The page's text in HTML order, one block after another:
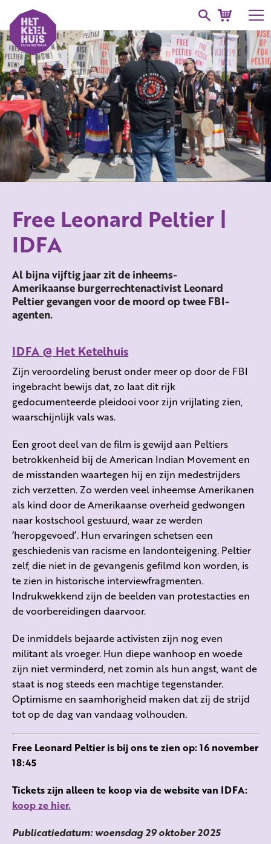
Free Leonard Peltier |
IDFA
Al bijna vijftig jaar zit de inheems-
Amerikaanse burgerrechtenactivist Leonard
Peltier gevangen voor de moord op twee FBI-
agenten.
IDFA @ Het Ketelhuis
Zijn veroordeling berust onder meer op door de FBI
ingebracht bewijs dat, zo laat dit rijk
gedocumenteerde pleidooi voor zijn vrijlating zien,
waarschijnlijk vals was.
Een groot deel van de film is gewijd aan Peltiers
betrokkenheid bij de American Indian Movement en
de misstanden waartegen hij en zijn medestrijders
zich verzetten. Zo werden veel inheemse Amerikanen
als kind door de Amerikaanse overheid gedwongen
naar kostschool gestuurd, waar ze werden
‘heropgevoed’. Hun ervaringen schetsen een
geschiedenis van racisme en landonteigening. Peltier
zelf, die niet in de gevangenis gefilmd kon worden, is
te zien in historische interviewfragmenten.
Indrukwekkend zijn de beelden van protestacties en
de voorbereidingen daarvoor.
De inmiddels bejaarde activisten zijn nog even
militant als vroeger. Hun diepe wanhoop en woede
zijn niet verminderd, net zomin als hun angst, want de
staat is nog steeds een machtige tegenstander.
Optimisme en saamhorigheid maken dat zij de strijd
tot op de dag van vandaag volhouden.
Free Leonard Peltier is bij ons te zien op: 16 november
18:45
Tickets zijn alleen te koop via de website van IDFA:
koop ze hier.
Publicatiedatum: woensdag 29 oktober 2025